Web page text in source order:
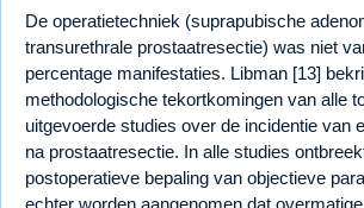
De operatietechniek (suprapubische
transurethrale prostaatresectie) was niet
percentage manifestaties. Libman [13]
methodologische tekortkomingen van alle
uitgevoerde studies over de incidentie van
na prostaatresectie. In alle studies
postoperatieve bepaling van objectieve
echter worden aangenomen dat